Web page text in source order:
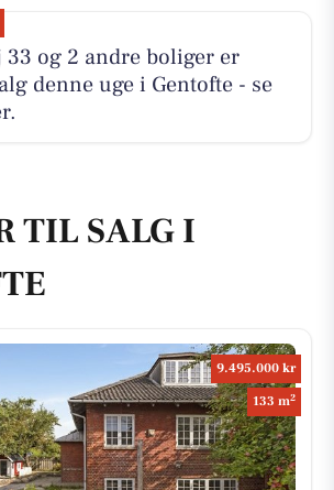
33 og 2 andre boliger er
denne uge i Gentofte - se
TIL SALG I
9.495.000 kr
133 m2